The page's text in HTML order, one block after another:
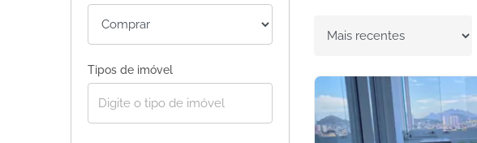
Tipos de imóvel
Ordenar por